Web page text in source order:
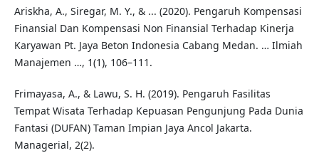
Ariskha, A., Siregar, M. Y., & ... (2020). Pengaruh Kompensasi
Finansial Dan Kompensasi Non Finansial Terhadap Kinerja
Karyawan Pt. Jaya Beton Indonesia Cabang Medan. … Ilmiah
Manajemen …, 1(1), 106–111.
Frimayasa, A., & Lawu, S. H. (2019). Pengaruh Fasilitas
Tempat Wisata Terhadap Kepuasan Pengunjung Pada Dunia
Fantasi (DUFAN) Taman Impian Jaya Ancol Jakarta.
Managerial, 2(2).